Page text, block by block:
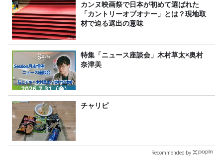
カンヌ映画祭で日本が初めて選ばれた
「カントリーオブオナー」とは？現地取
材で迫る選出の意味
特集「ニュース座談会」木村草太×奥村
奈津美
チャリピ
Recommended by